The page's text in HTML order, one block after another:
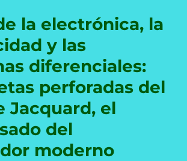
la electrónica, la
y las
diferenciales:
perforadas del
Jacquard, el
del
moderno